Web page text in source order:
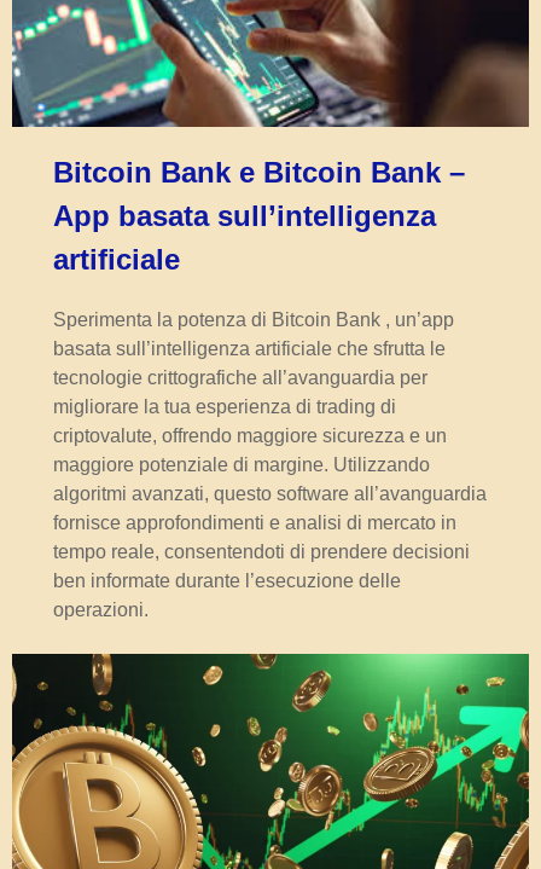
Bitcoin Bank e Bitcoin Bank –
App basata sull’intelligenza
artificiale
Sperimenta la potenza di Bitcoin Bank , un’app
basata sull’intelligenza artificiale che sfrutta le
tecnologie crittografiche all’avanguardia per
migliorare la tua esperienza di trading di
criptovalute, offrendo maggiore sicurezza e un
maggiore potenziale di margine. Utilizzando
algoritmi avanzati, questo software all’avanguardia
fornisce approfondimenti e analisi di mercato in
tempo reale, consentendoti di prendere decisioni
ben informate durante l’esecuzione delle
operazioni.